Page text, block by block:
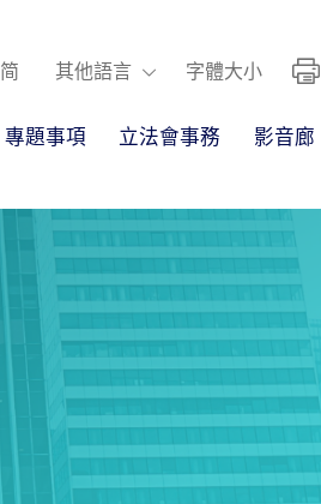
简 其他語言
其他語言 字體大小 列印
專題事項 立法會事務 影音廊